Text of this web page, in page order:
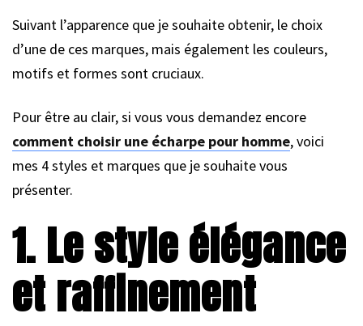
Suivant l’apparence que je souhaite obtenir, le choix
d’une de ces marques, mais également les couleurs,
motifs et formes sont cruciaux.
Pour être au clair, si vous vous demandez encore
comment choisir une écharpe pour homme, voici
mes 4 styles et marques que je souhaite vous
présenter.
1. Le style élégance
et raffinement